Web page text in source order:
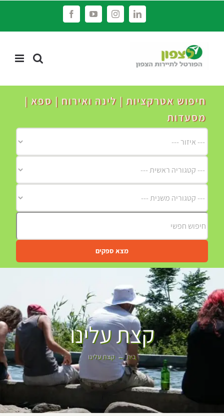
LinkedIn
Instagram
YouTube
Facebook
חיפוש אטרקציות | לינה ואירוח | ספא |
מסעדות
מצא ספקים
קצת עלינו
בית קצת עלינו